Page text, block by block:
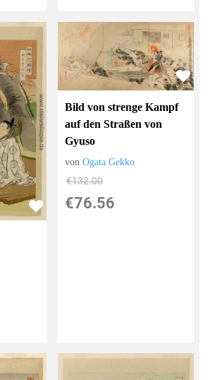
Bild von strenge Kampf
auf den Straßen von
Gyuso
vonOgata Gekko
€132.00
€76.56